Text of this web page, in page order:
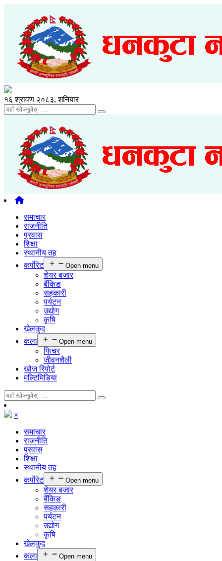
१६ श्रावण २०८३, शनिबार
समाचार
राजनीति
प्रवास
शिक्षा
स्थानीय तह
कर्पाेरेट
Open menu
शेयर बजार
बैंकिङ
सहकारी
पर्यटन
उद्योग
कृषि
खेलकुद
कला
Open menu
फिचर
जीवनशैली
खोज रिपोर्ट
मल्टिमिडिया
×
समाचार
राजनीति
प्रवास
शिक्षा
स्थानीय तह
कर्पाेरेट
Open menu
शेयर बजार
बैंकिङ
सहकारी
पर्यटन
उद्योग
कृषि
खेलकुद
कला
Open menu